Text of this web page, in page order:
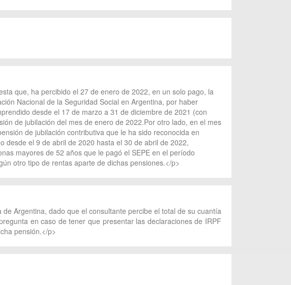
que, ha percibido el 27 de enero de 2022, en un solo pago, la
Nacional de la Seguridad Social en Argentina, por haber
desde el 17 de marzo a 31 de diciembre de 2021 (con
de jubilación del mes de enero de 2022.Por otro lado, en el mes
de jubilación contributiva que le ha sido reconocida en
desde el 9 de abril de 2020 hasta el 30 de abril de 2022,
mayores de 52 años que le pagó el SEPE en el período
otro tipo de rentas aparte de dichas pensiones.</p>
Argentina, dado que el consultante percibe el total de su cuantía
en caso de tener que presentar las declaraciones de IRPF
pensión.</p>